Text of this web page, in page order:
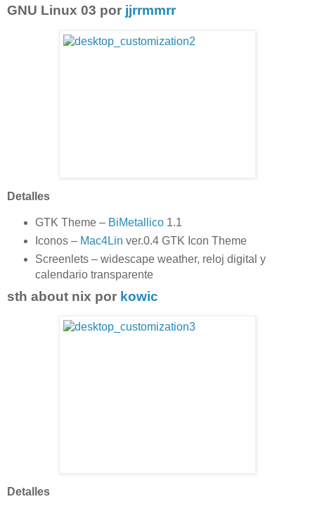
GNU Linux 03 por jjrrmmrr
Detalles
GTK Theme – BiMetallico1.1
Iconos – Mac4Lin ver.0.4 GTK Icon Theme
Screenlets – widescape weather, reloj digital y
calendario transparente
sth about nix por kowic
Detalles